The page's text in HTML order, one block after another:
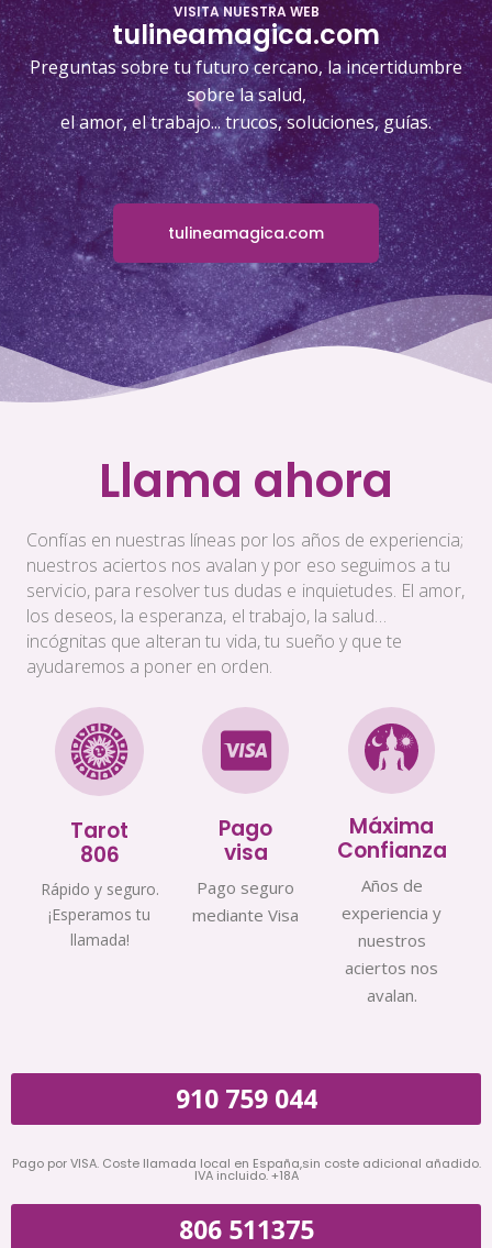
VISITA NUESTRA WEB
tulineamagica.com
Preguntas sobre tu futuro cercano, la incertidumbre
sobre la salud,
el amor, el trabajo... trucos, soluciones, guías.
tulineamagica.com
Llama ahora
Confías en nuestras líneas por los años de experiencia;
nuestros aciertos nos avalan y por eso seguimos a tu
servicio, para resolver tus dudas e inquietudes. El amor,
los deseos, la esperanza, el trabajo, la salud…
incógnitas que alteran tu vida, tu sueño y que te
ayudaremos a poner en orden.
Tarot
806
Rápido y seguro.
¡Esperamos tu
llamada!
Pago
visa
Pago seguro
mediante Visa
Máxima
Confianza
Años de
experiencia y
nuestros
aciertos nos
avalan.
910 759 044
Pago por VISA. Coste llamada local en España,sin coste adicional añadido.
IVA incluido. +18A
806 511375